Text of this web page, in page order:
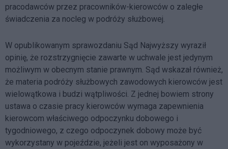
pracodawców przez pracowników-kierowców o zaległe
świadczenia za nocleg w podróży służbowej.
W opublikowanym sprawozdaniu Sąd Najwyższy wyraził
opinię, że rozstrzygnięcie zawarte w uchwale jest jedynym
możliwym w obecnym stanie prawnym. Sąd wskazał również,
że materia podróży służbowych zawodowych kierowców jest
wielowątkowa i budzi wątpliwości. Z jednej bowiem strony
ustawa o czasie pracy kierowców wymaga zapewnienia
kierowcom właściwego odpoczynku dobowego i
tygodniowego, z czego odpoczynek dobowy może być
wykorzystany w pojeździe, jeżeli jest on wyposażony w